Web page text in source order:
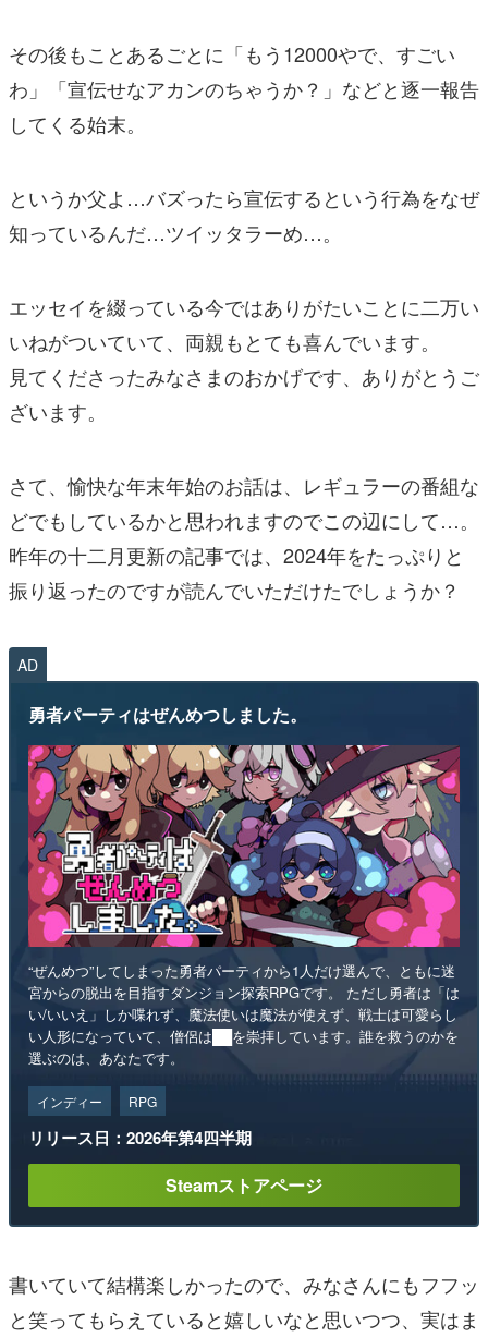
その後もことあるごとに「もう12000やで、すごい
わ」「宣伝せなアカンのちゃうか？」などと逐一報告
してくる始末。
というか父よ…バズったら宣伝するという行為をなぜ
知っているんだ…ツイッタラーめ…。
エッセイを綴っている今ではありがたいことに二万い
いねがついていて、両親もとても喜んでいます。
見てくださったみなさまのおかげです、ありがとうご
ざいます。
さて、愉快な年末年始のお話は、レギュラーの番組な
どでもしているかと思われますのでこの辺にして…。
昨年の十二月更新の記事では、2024年をたっぷりと
振り返ったのですが読んでいただけたでしょうか？
AD
勇者パーティはぜんめつしました。
“ぜんめつ”してしまった勇者パーティから1人だけ選んで、ともに迷
宮からの脱出を目指すダンジョン探索RPGです。 ただし勇者は「は
い/いいえ」しか喋れず、魔法使いは魔法が使えず、戦士は可愛らし
い人形になっていて、僧侶は██を崇拝しています。誰を救うのかを
選ぶのは、あなたです。
インディー RPG
リリース日：2026年第4四半期
Steamストアページ
書いていて結構楽しかったので、みなさんにもフフッ
と笑ってもらえていると嬉しいなと思いつつ、実はま